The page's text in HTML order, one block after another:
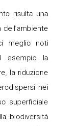
risulta una
meglio noti
esempio la
la riduzione
nei
superficiale
biodiversità